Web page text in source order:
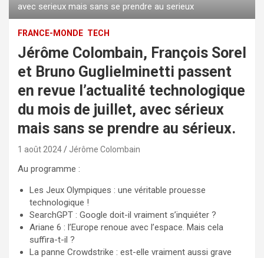
avec serieux mais sans se prendre au serieux
FRANCE-MONDE TECH
Jérôme Colombain, François Sorel
et Bruno Guglielminetti passent
en revue l’actualité technologique
du mois de juillet, avec sérieux
mais sans se prendre au sérieux.
1 août 2024 Jérôme Colombain
Au programme :
Les Jeux Olympiques : une véritable prouesse
technologique !
SearchGPT : Google doit-il vraiment s’inquiéter ?
Ariane 6 : l’Europe renoue avec l’espace. Mais cela
suffira-t-il ?
La panne Crowdstrike : est-elle vraiment aussi grave